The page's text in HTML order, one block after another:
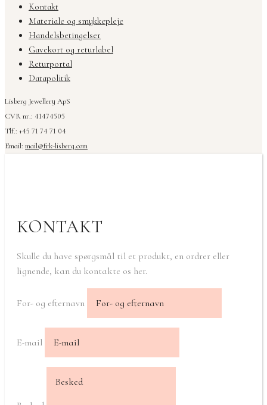
Kontakt
Materiale og smykkepleje
Handelsbetingelser
Gavekort og returlabel
Returportal
Datapolitik
Lisberg Jewellery ApS
CVR nr.: 41474505
Tlf.: +45 71 74 71 04
Email: mail@frk-lisberg.com
KONTAKT
Skulle du have spørgsmål til et produkt, en ordrer eller
lignende, kan du kontakte os her.
For- og efternavn
E-mail